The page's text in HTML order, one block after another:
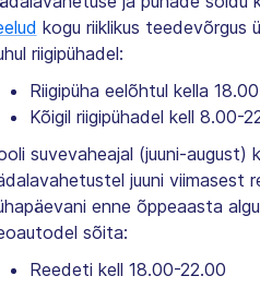
kogu riiklikus teedevõrgus
riigipühadel:
Riigipüha eelõhtul kella
Kõigil riigipühadel kell 8.00-
suvevaheajal (juuni-august)
juuni viimasest
enne õppeaasta
sõita:
Reedeti kell 18.00-22.00